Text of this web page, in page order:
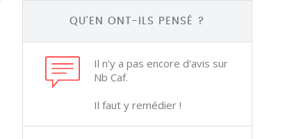
QU'EN ONT-ILS PENSÉ ?
Il n'y a pas encore d'avis sur
Nb Caf.
Il faut y remédier !